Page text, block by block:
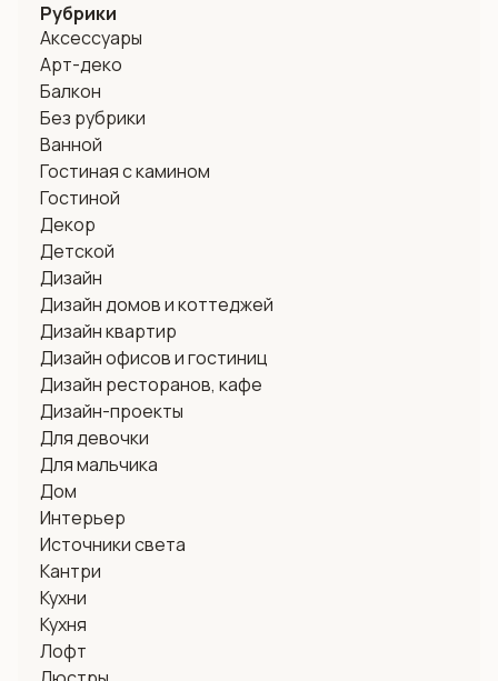
Рубрики
Аксессуары
Арт-деко
Балкон
Без рубрики
Ванной
Гостиная с камином
Гостиной
Декор
Детской
Дизайн
Дизайн домов и коттеджей
Дизайн квартир
Дизайн офисов и гостиниц
Дизайн ресторанов, кафе
Дизайн-проекты
Для девочки
Для мальчика
Дом
Интерьер
Источники света
Кантри
Кухни
Кухня
Лофт